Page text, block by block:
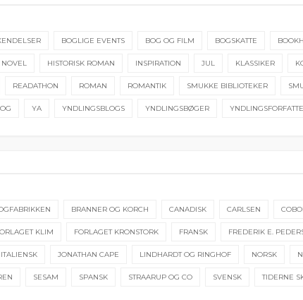
BOGLIGE EVENTS BOG OG FILM BOGSKATTE
NOVEL HISTORISK ROMAN INSPIRATION JUL KLASSIKER
READATHON ROMAN ROMANTIK SMUKKE BIBLIOTEKER
YA YNDLINGSBLOGS YNDLINGSBØGER
BRANNER OG KORCH CANADISK CARLSEN
KLIM FORLAGET KRONSTORK FRANSK FREDERIK E.
ITALIENSK JONATHAN CAPE LINDHARDT OG RINGHOF NORSK
SESAM SPANSK STRAARUP OG CO SVENSK TIDERNE